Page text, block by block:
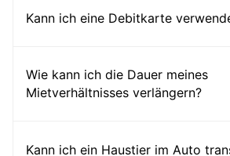
Kann ich eine Debitkarte
Wie kann ich die Dauer meines
Mietverhältnisses verlängern?
Kann ich ein Haustier im Auto